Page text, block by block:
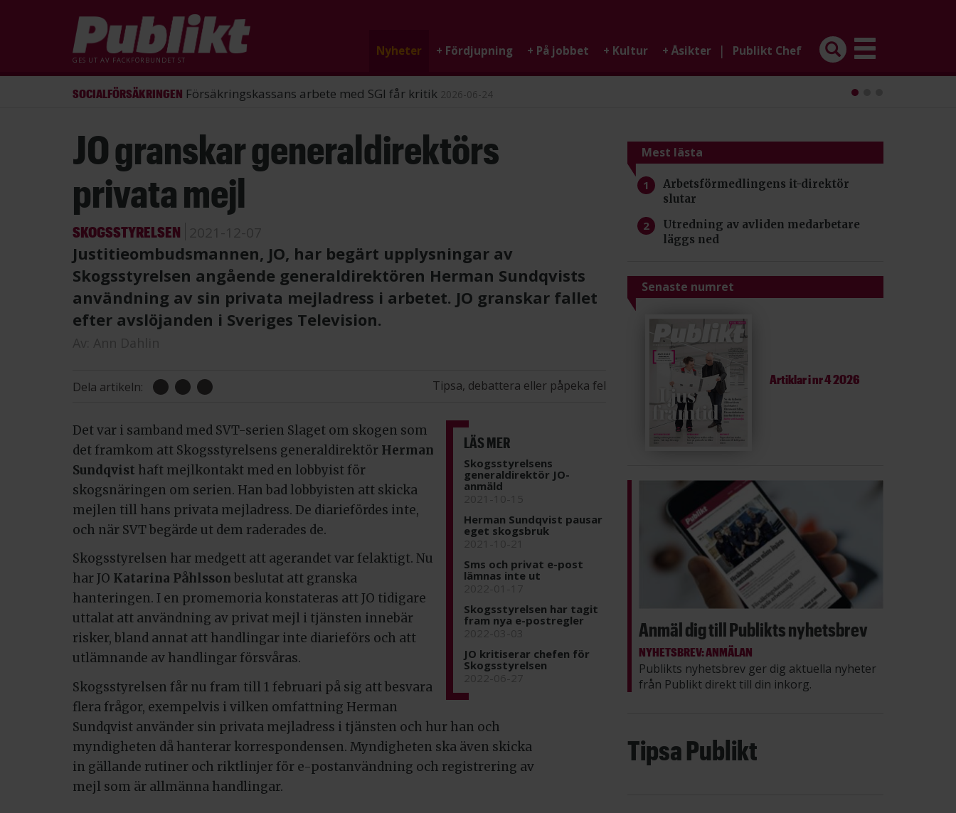
huvudinnehåll
GES UT AV FACKFÖRBUNDET ST
Nyheter + Fördjupning + På jobbet + Kultur + Åsikter | Publikt Chef
ARBETSRÄTT ST förlorade mål mot Energimyndigheten 2026-06-25
JO granskar generaldirektörs
privata mejl
SKOGSSTYRELSEN
Justitieombudsmannen, JO, har begärt upplysningar av
Skogsstyrelsen angående generaldirektören Herman Sundqvists
användning av sin privata mejladress i arbetet. JO granskar fallet
efter avslöjanden i Sveriges Television.
Dela artikeln: Tipsa, debattera eller påpeka fel
LÄS MER
Skogsstyrelsens
generaldirektör JO-
anmäld
Herman Sundqvist pausar
eget skogsbruk
Sms och privat e-post
lämnas inte ut
Skogsstyrelsen har tagit
fram nya e-postregler
JO kritiserar chefen för
Skogsstyrelsen
Det var i samband med SVT-serien Slaget om skogen som
det framkom att Skogsstyrelsens generaldirektör Herman
Sundqvist haft mejlkontakt med en lobbyist för
skogsnäringen om serien. Han bad lobbyisten att skicka
mejlen till hans privata mejladress. De diariefördes inte,
och när SVT begärde ut dem raderades de.
Skogsstyrelsen har medgett att agerandet var felaktigt. Nu
har JO Katarina Påhlsson beslutat att granska
hanteringen. I en promemoria konstateras att JO tidigare
uttalat att användning av privat mejl i tjänsten innebär
risker, bland annat att handlingar inte diarieförs och att
utlämnande av handlingar försvåras.
Skogsstyrelsen får nu fram till 1 februari på sig att besvara
flera frågor, exempelvis i vilken omfattning Herman
Sundqvist använder sin privata mejladress i tjänsten och hur han och
myndigheten då hanterar korrespondensen. Myndigheten ska även skicka
in gällande rutiner och riktlinjer för e-postanvändning och registrering av
mejl som är allmänna handlingar.
Mest lästa
Arbetsförmedlingens it-direktör
slutar
Utredning av avliden medarbetare
läggs ned
Senaste numret
Artiklar inr 4 2026
Anmäl dig till Publikts nyhetsbrev
NYHETSBREV: ANMÄLAN
Publikts nyhetsbrev ger dig aktuella nyheter
från Publikt direkt till din inkorg.
Tipsa Publikt